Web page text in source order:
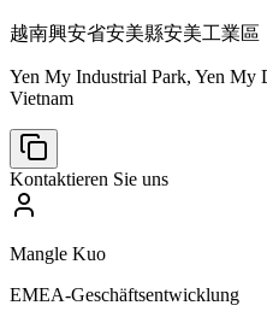
越南興安省安美縣安美工業區
Yen My Industrial Park, Yen My
Vietnam
Kontaktieren Sie uns
Mangle Kuo
EMEA-Geschäftsentwicklung